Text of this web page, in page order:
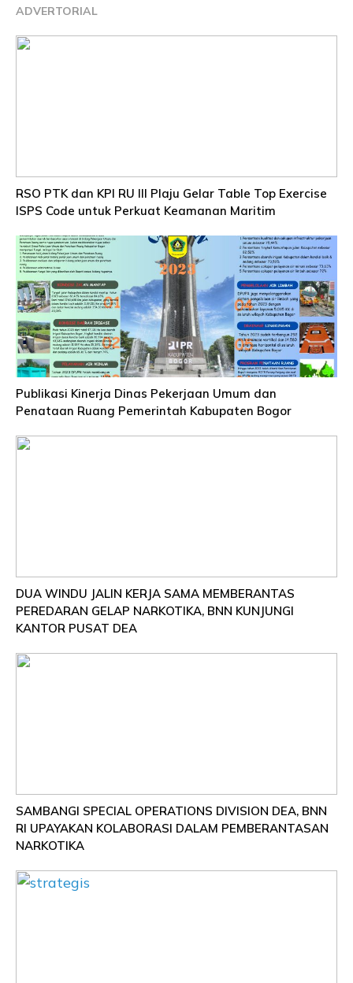
ADVERTORIAL
RSO PTK dan KPI RU III Plaju Gelar Table Top Exercise
ISPS Code untuk Perkuat Keamanan Maritim
Publikasi Kinerja Dinas Pekerjaan Umum dan
Penataan Ruang Pemerintah Kabupaten Bogor
DUA WINDU JALIN KERJA SAMA MEMBERANTAS
PEREDARAN GELAP NARKOTIKA, BNN KUNJUNGI
KANTOR PUSAT DEA
SAMBANGI SPECIAL OPERATIONS DIVISION DEA, BNN
RI UPAYAKAN KOLABORASI DALAM PEMBERANTASAN
NARKOTIKA